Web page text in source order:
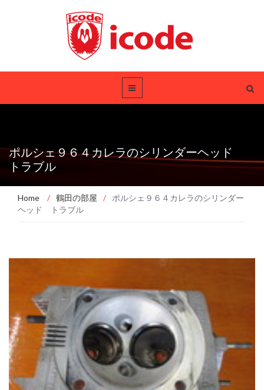
ポルシェ９６４カレラのシリンダーヘッド
トラブル
Home / 鶴田の部屋 /
ポルシェ９６４カレラのシリンダー
ヘッド トラブル